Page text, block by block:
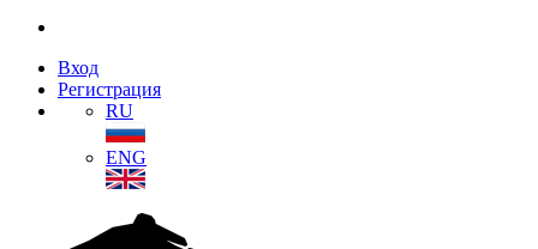
Вход
Регистрация
RU
ENG